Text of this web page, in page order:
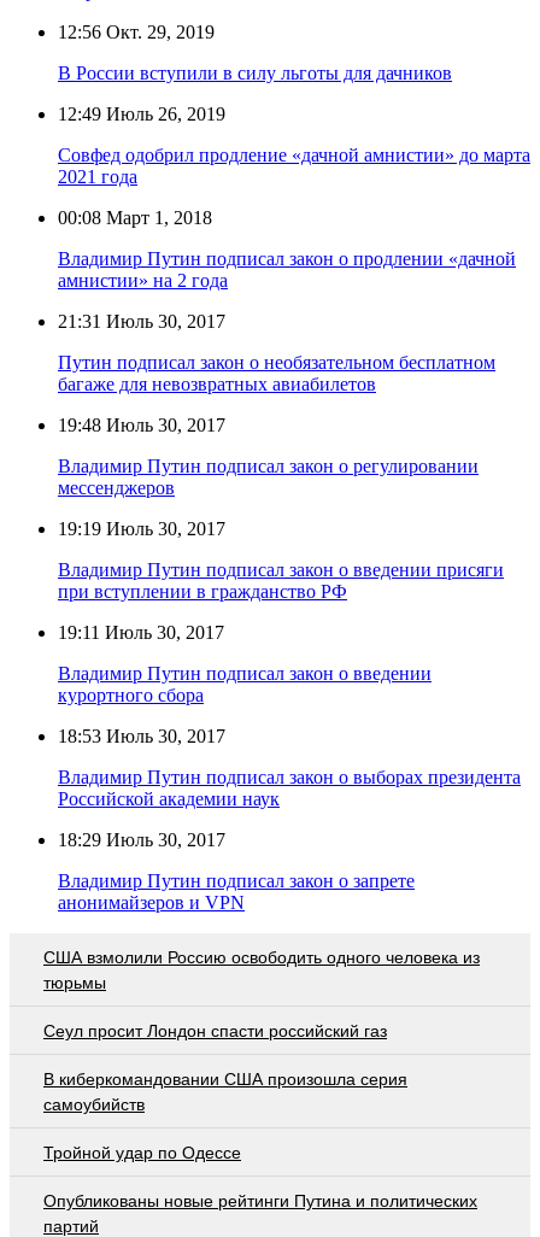
12:56 Окт. 29, 2019
В России вступили в силу льготы для дачников
12:49 Июль 26, 2019
Совфед одобрил продление «дачной амнистии» до марта
2021 года
00:08 Март 1, 2018
Владимир Путин подписал закон о продлении «дачной
амнистии» на 2 года
21:31 Июль 30, 2017
Путин подписал закон о необязательном бесплатном
багаже для невозвратных авиабилетов
19:48 Июль 30, 2017
Владимир Путин подписал закон о регулировании
мессенджеров
19:19 Июль 30, 2017
Владимир Путин подписал закон о введении присяги
при вступлении в гражданство РФ
19:11 Июль 30, 2017
Владимир Путин подписал закон о введении
курортного сбора
18:53 Июль 30, 2017
Владимир Путин подписал закон о выборах президента
Российской академии наук
18:29 Июль 30, 2017
Владимир Путин подписал закон о запрете
анонимайзеров и VPN
США взмолили Россию освободить одного человека из
тюрьмы
Сеул просит Лондон спасти российский газ
В киберкомандовании США произошла серия
самоубийств
Тройной удар по Одессe
Опубликованы новые рейтинги Путина и политических
партий